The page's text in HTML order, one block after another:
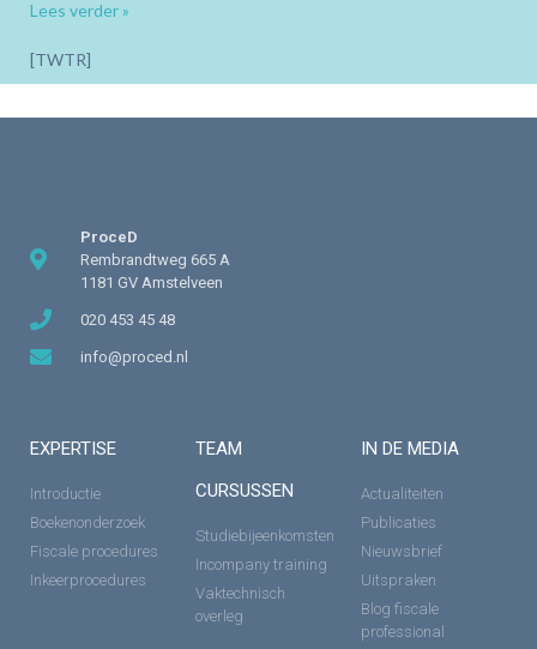
Lees verder »
[TWTR]
ProceD
Rembrandtweg 665 A
1181 GV Amstelveen
020 453 45 48
info@proced.nl
EXPERTISE
Introductie
Boekenonderzoek
Fiscale procedures
Inkeerprocedures
TEAM
CURSUSSEN
Studiebijeenkomsten
Incompany training
Vaktechnisch
overleg
IN DE MEDIA
Actualiteiten
Publicaties
Nieuwsbrief
Uitspraken
Blog fiscale
professional